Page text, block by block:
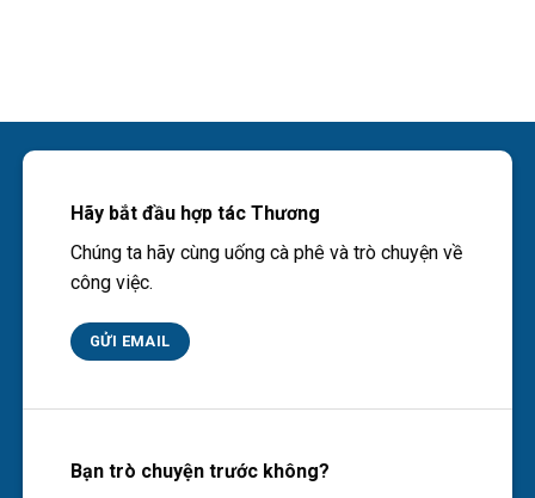
Hãy bắt đầu hợp tác Thương
Chúng ta hãy cùng uống cà phê và trò chuyện về
công việc.
GỬI EMAIL
Bạn trò chuyện trước không?